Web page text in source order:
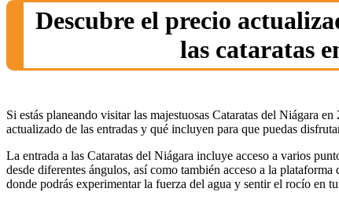
Descubre el precio
las cataratas
Si estás planeando visitar las majestuosas Cataratas del Niágara
actualizado de las entradas y qué incluyen para que puedas
La entrada a las Cataratas del Niágara incluye acceso a varios
desde diferentes ángulos, así como también acceso a la plataforma
donde podrás experimentar la fuerza del agua y sentir el rocío en